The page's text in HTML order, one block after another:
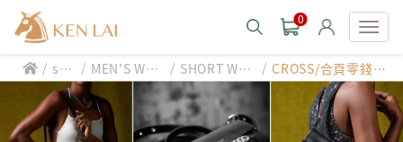
0
款式分類 style
男士包款 MEN'S BAG
CHIARUGI
/ styl
e
/ MEN'S WAL
LET
/ SHORT WAL
LET
/ CROSS/合頁零錢
袋/短夾